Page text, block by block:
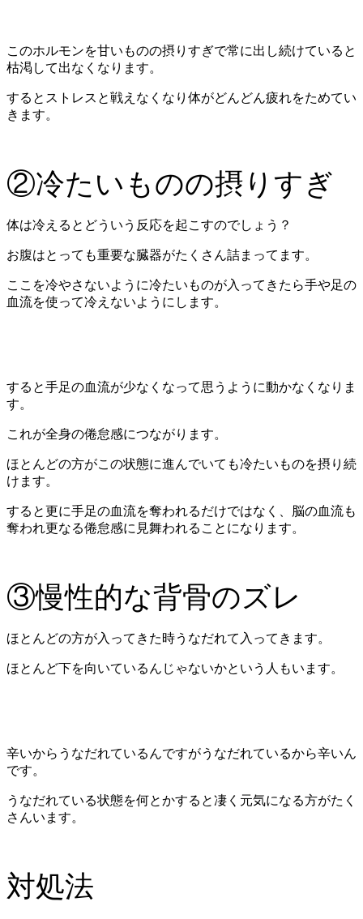
このホルモンを甘いものの摂りすぎで常に出し続けていると
枯渇して出なくなります。
するとストレスと戦えなくなり体がどんどん疲れをためてい
きます。
②冷たいものの摂りすぎ
体は冷えるとどういう反応を起こすのでしょう？
お腹はとっても重要な臓器がたくさん詰まってます。
ここを冷やさないように冷たいものが入ってきたら手や足の
血流を使って冷えないようにします。
すると手足の血流が少なくなって思うように動かなくなりま
す。
これが全身の倦怠感につながります。
ほとんどの方がこの状態に進んでいても冷たいものを摂り続
けます。
すると更に手足の血流を奪われるだけではなく、脳の血流も
奪われ更なる倦怠感に見舞われることになります。
③慢性的な背骨のズレ
ほとんどの方が入ってきた時うなだれて入ってきます。
ほとんど下を向いているんじゃないかという人もいます。
辛いからうなだれているんですがうなだれているから辛いん
です。
うなだれている状態を何とかすると凄く元気になる方がたく
さんいます。
対処法